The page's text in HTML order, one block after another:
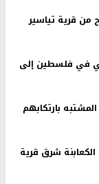
من قرية تياسير
في فلسطين إلى
بارتكابهم
شرق قرية